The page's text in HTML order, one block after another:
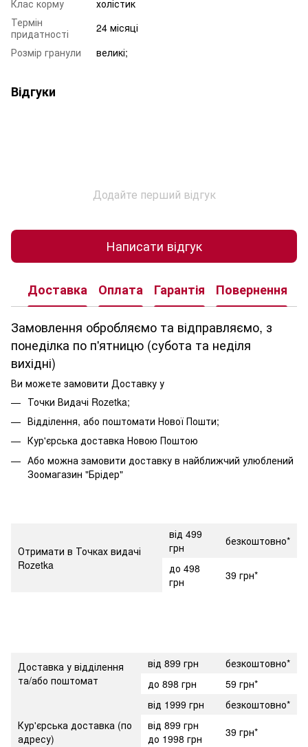
Клас корму
холістик
Термін
придатності
24 місяці
Розмір гранули
великі;
Відгуки
Додайте перший відгук
Написати відгук
Доставка Оплата Гарантія Повернення
Замовлення обробляємо та відправляємо, з
понеділка по п'ятницю (субота та неділя
вихідні)
Ви можете замовити Доставку у
Точки Видачі Rozetka;
Відділення, або поштомати Нової Пошти;
Кур'єрська доставка Новою Поштою
Або можна замовити доставку в найближчий улюблений
Зоомагазин "Брідер"
Отримати в Точках видачі
Rozetka
від 499
грн
безкоштовно*
до 498
грн
39 грн*
Доставка у відділення
та/або поштомат
від 899 грн
безкоштовно*
до 898 грн
59 грн*
Кур'єрська доставка (по
адресу)
від 1999 грн
безкоштовно*
від 899 грн
до 1998 грн
39 грн*